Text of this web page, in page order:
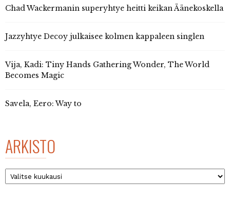
Chad Wackermanin superyhtye heitti keikan Äänekoskella
Jazzyhtye Decoy julkaisee kolmen kappaleen singlen
Vija, Kadi: Tiny Hands Gathering Wonder, The World
Becomes Magic
Savela, Eero: Way to
ARKISTO
Arkisto